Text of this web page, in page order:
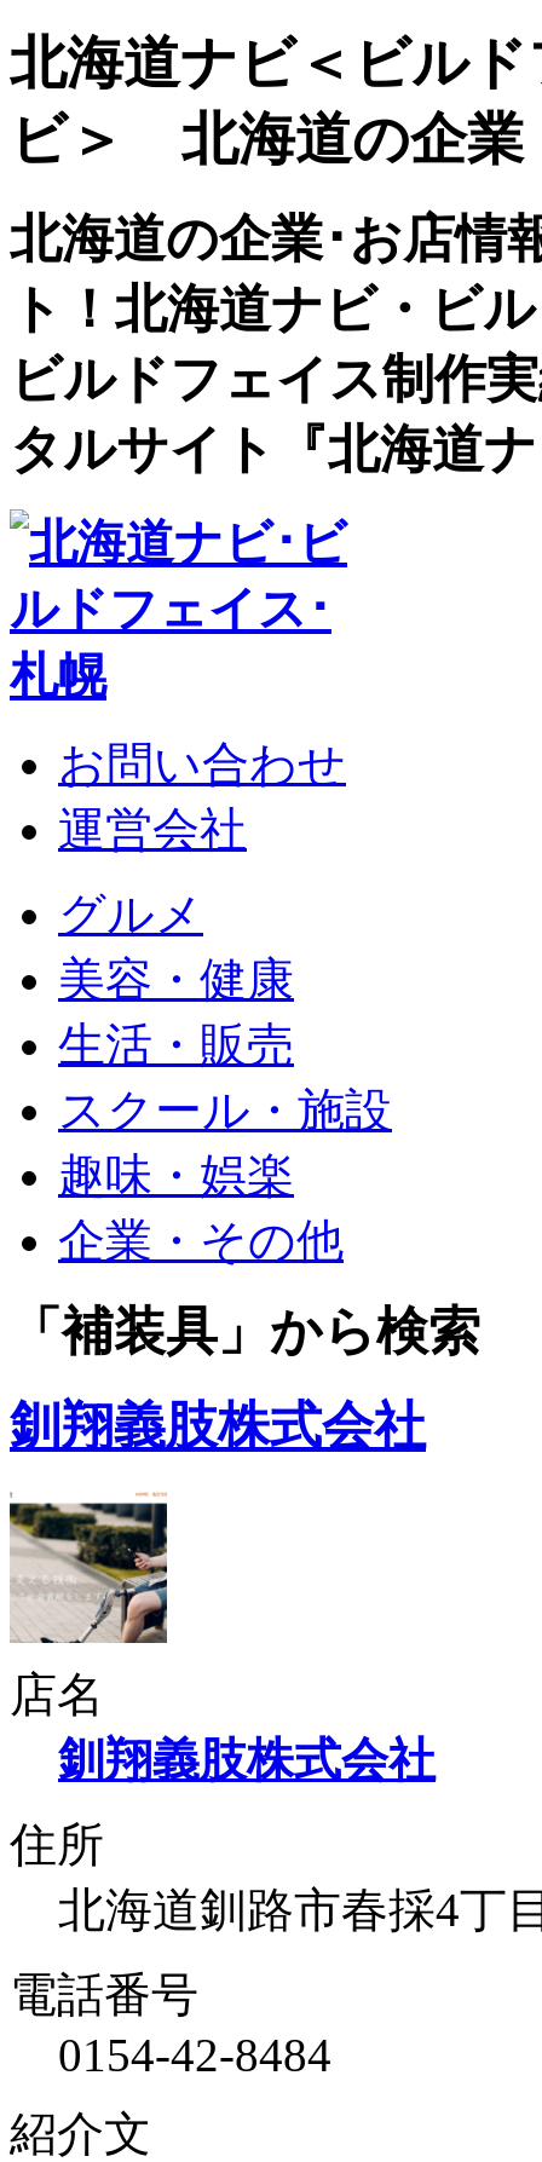
北海道ナビ＜ビル
ビ＞ 北海道の企業
北海道の企業･お店情
ト！北海道ナビ・ビ
ビルドフェイス制作
タルサイト『北海道
お問い合わせ
運営会社
グルメ
美容・健康
生活・販売
スクール・施設
趣味・娯楽
企業・その他
「補装具」から検索
釧翔義肢株式会社
店名
釧翔義肢株式会社
住所
北海道釧路市春採4丁
電話番号
0154-42-8484
紹介文